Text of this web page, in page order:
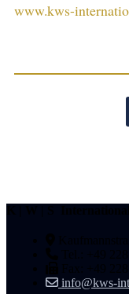
www.kws-
info@kws-